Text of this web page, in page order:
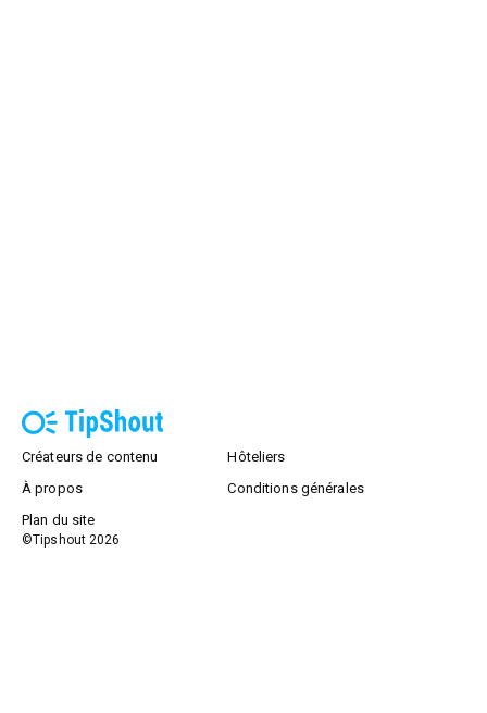
Créateurs de contenu
Hôteliers
À propos
Conditions générales
Plan du site
©Tipshout 2026